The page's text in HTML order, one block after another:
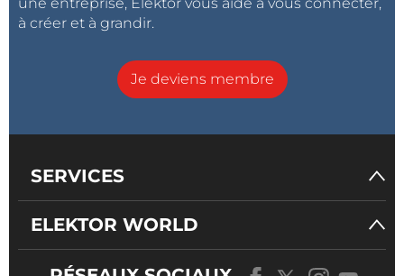
une entreprise, Elektor vous aide à vous connecter,
à créer et à grandir.
Je deviens membre
SERVICES
ELEKTOR WORLD